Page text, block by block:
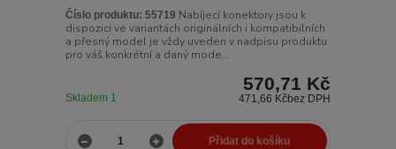
Číslo produktu: 55719 Nabíjecí konektory jsou k
dispozici ve variantách originálních i kompatibilních
a přesný model je vždy uveden v nadpisu produktu
pro váš konkrétní a daný mode...
570,71 Kč
471,66 Kčbez DPH
Skladem 1
Přidat do košíku